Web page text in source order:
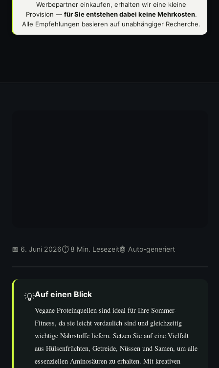
Werbepartner einkaufen, erhalten wir eine kleine
Provision — für Sie entstehen dabei keine Mehrkosten.
Alle Empfehlungen basieren auf unabhängiger Recherche.
📅 6. Juni 2026⏱ 8 Min. Lesezeit🤖 Auto-generiert
💡Auf einen Blick
Vegane Proteinquellen sind ideal für Ihre Sommer-
Fitness, da sie leicht verdaulich sind und gleichzeitig
wichtige Nährstoffe liefern. Setzen Sie auf eine Vielfalt
aus Hülsenfrüchten, Getreide, Nüssen und Samen, um alle
essenziellen Aminosäuren zu erhalten. Mit kreativen